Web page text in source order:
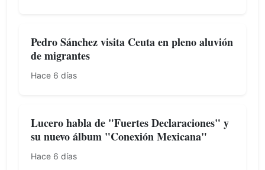
Pedro Sánchez visita Ceuta en pleno aluvión
de migrantes
Hace 6 días
Lucero habla de "Fuertes Declaraciones" y
su nuevo álbum "Conexión Mexicana"
Hace 6 días